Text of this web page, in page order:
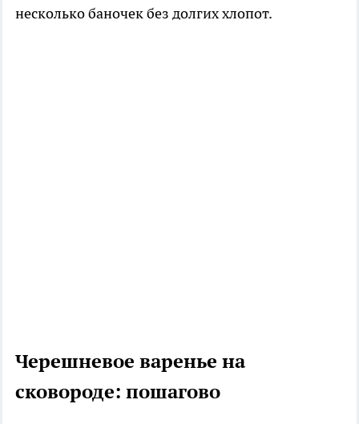
несколько баночек без долгих хлопот.
Черешневое варенье на
сковороде: пошагово